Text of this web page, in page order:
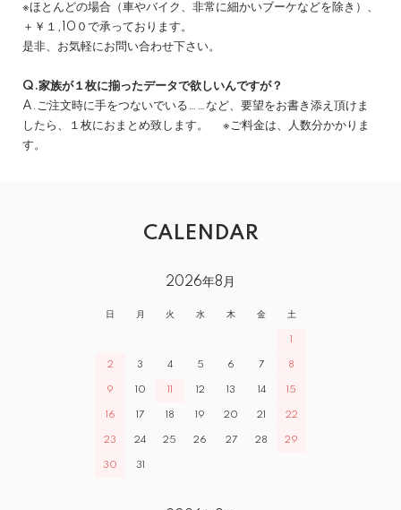
※ほとんどの場合（車やバイク、非常に細かいブーケなどを除き）、
＋￥１,10０で承っております。
是非、お気軽にお問い合わせ下さい。
Q.家族が１枚に揃ったデータで欲しいんですが？
A.ご注文時に手をつないでいる……など、要望をお書き添え頂けま
したら、１枚におまとめ致します。 ※ご料金は、人数分かかりま
す。
CALENDAR
2026年8月
日 月 火 水 木 金 土
1
2 3 4 5 6 7 8
9 10 11 12 13 14 15
16 17 18 19 20 21 22
23 24 25 26 27 28 29
30 31